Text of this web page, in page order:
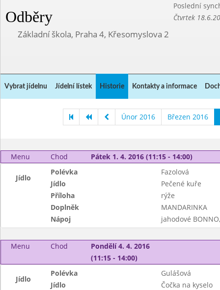
Odběry
Poslední
Čtvrtek
Základní škola, Praha 4, Křesomyslova 2
Vybrat jídelnu Jídelní lístek Historie Kontakty a informace
Únor 2016 Březen 2016
Menu Chod Pátek 1. 4. 2016 (11:15 - 14:00)
Jídlo
Polévka
Fazolová
Jídlo
Pečené kuře
Příloha
rýže
Doplněk
MANDARINKA
Nápoj
jahodové
Menu Chod
Pondělí 4. 4. 2016
(11:15 - 14:00)
Jídlo
Polévka
Gulášová
Jídlo
Čočka na kyselo